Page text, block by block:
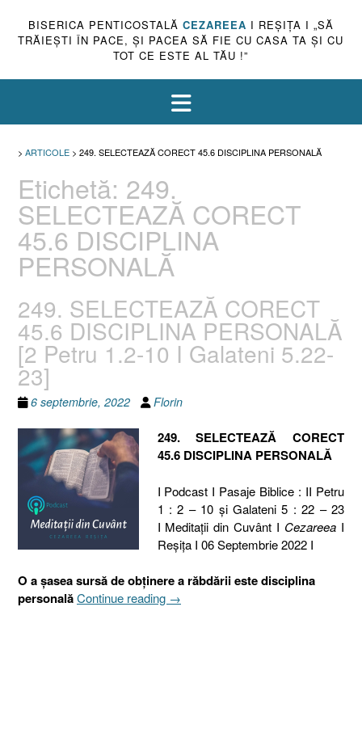
BISERICA PENTICOSTALĂ CEZAREEA I REŞIŢA I „SĂ
TRĂIEŞTI ÎN PACE, ŞI PACEA SĂ FIE CU CASA TA ŞI CU
TOT CE ESTE AL TĂU !”
> ARTICOLE > 249. SELECTEAZĂ CORECT 45.6 DISCIPLINA PERSONALĂ
Etichetă: 249.
SELECTEAZĂ CORECT
45.6 DISCIPLINA
PERSONALĂ
249. SELECTEAZĂ CORECT
45.6 DISCIPLINA PERSONALĂ
[2 Petru 1.2-10 I Galateni 5.22-
23]
6 septembrie, 2022 Florin
249. SELECTEAZĂ CORECT
45.6 DISCIPLINA PERSONALĂ
I Podcast I Pasaje Biblice : II Petru
1 : 2 – 10 și Galateni 5 : 22 – 23
I Meditaţii din Cuvânt I Cezareea I
Reşiţa I 06 Septembrie 2022 I
O a șasea sursă de obținere a răbdării este disciplina
personalăContinue reading „249.
→